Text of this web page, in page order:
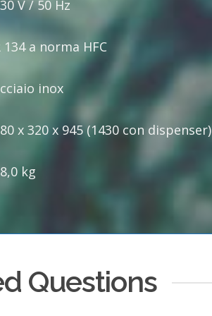
V / 50 Hz
134 a norma HFC
inox
x 320 x 945 (1430 con dispenser)
kg
Questions